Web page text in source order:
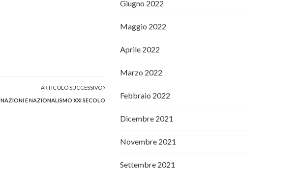
ARTICOLO SUCCESSIVO
NAZIONI E NAZIONALISMO XXI SECOLO
Giugno 2022
Maggio 2022
Aprile 2022
Marzo 2022
Febbraio 2022
Dicembre 2021
Novembre 2021
Settembre 2021